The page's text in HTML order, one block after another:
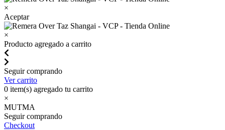
×
Aceptar
×
Producto agregado a carrito
Seguir comprando
Ver carrito
0 item(s) agregado tu carrito
×
MUTMA
Seguir comprando
Checkout